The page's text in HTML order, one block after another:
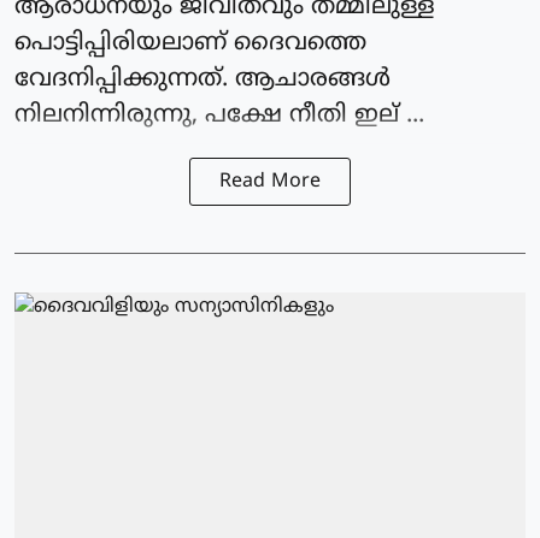
ആരാധനയും ജീവിതവും തമ്മിലുള്ള
പൊട്ടിപ്പിരിയലാണ് ദൈവത്തെ
വേദനിപ്പിക്കുന്നത്. ആചാരങ്ങൾ
നിലനിന്നിരുന്നു, പക്ഷേ നീതി ഇല് ...
Read More